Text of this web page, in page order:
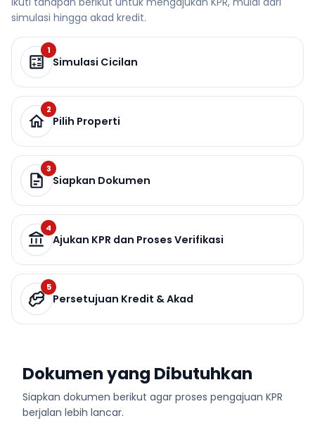
simulasi hingga akad kredit.
1
Simulasi Cicilan
2
Pilih Properti
3
Siapkan Dokumen
4
Ajukan KPR dan Proses Verifikasi
5
Persetujuan Kredit & Akad
Dokumen yang Dibutuhkan
Siapkan dokumen berikut agar proses pengajuan KPR
berjalan lebih lancar.